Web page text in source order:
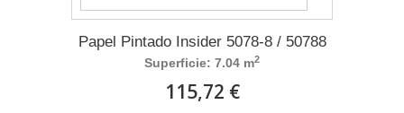
Papel Pintado Insider 5078-8 / 50788
Superficie: 7.04 m2
115,72 €